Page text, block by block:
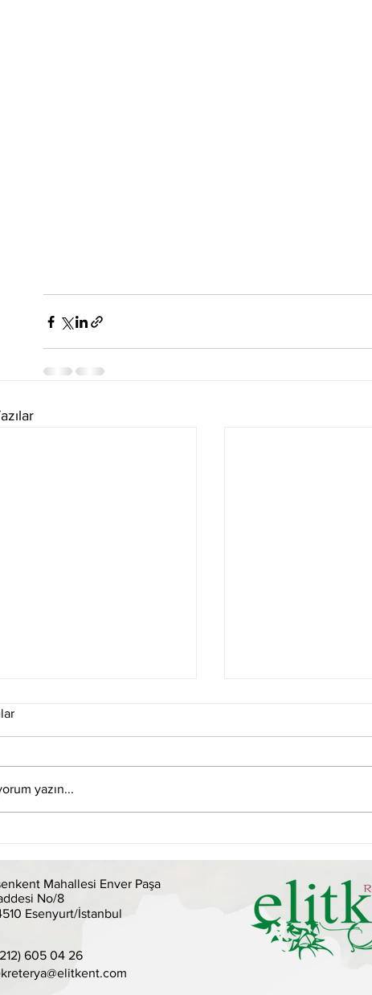
yazın...
Mahallesi Enver Paşa
No/8
Esenyurt/İstanbul
605 04 26